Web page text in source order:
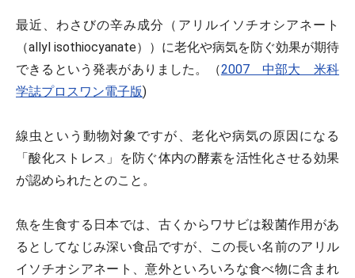
最近、わさびの辛み成分（アリルイソチオシアネート
（allyl isothiocyanate））に老化や病気を防ぐ効果が期待
できるという発表がありました。（2007 中部大 米科
学誌プロスワン電子版)
線虫という動物対象ですが、老化や病気の原因になる
「酸化ストレス」を防ぐ体内の酵素を活性化させる効果
が認められたとのこと。
魚を生食する日本では、古くからワサビは殺菌作用があ
るとしてなじみ深い食品ですが、この長い名前のアリル
イソチオシアネート、意外といろいろな食べ物に含まれ